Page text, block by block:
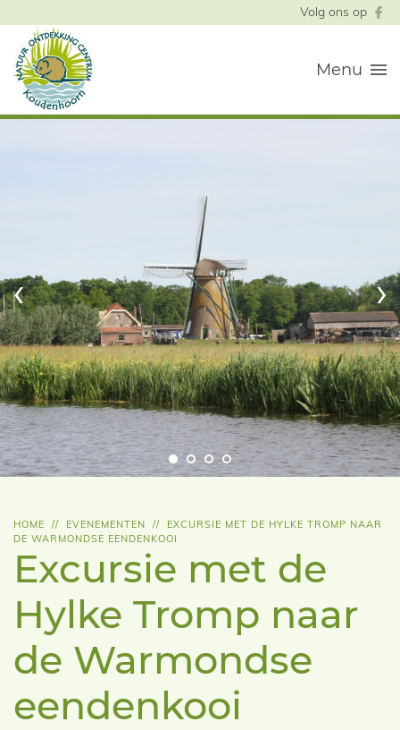
Volg ons op
Menu
‹ ›
HOME // EVENEMENTEN // EXCURSIE MET DE HYLKE TROMP NAAR
DE WARMONDSE EENDENKOOI
Excursie met de
Hylke Tromp naar
de Warmondse
eendenkooi